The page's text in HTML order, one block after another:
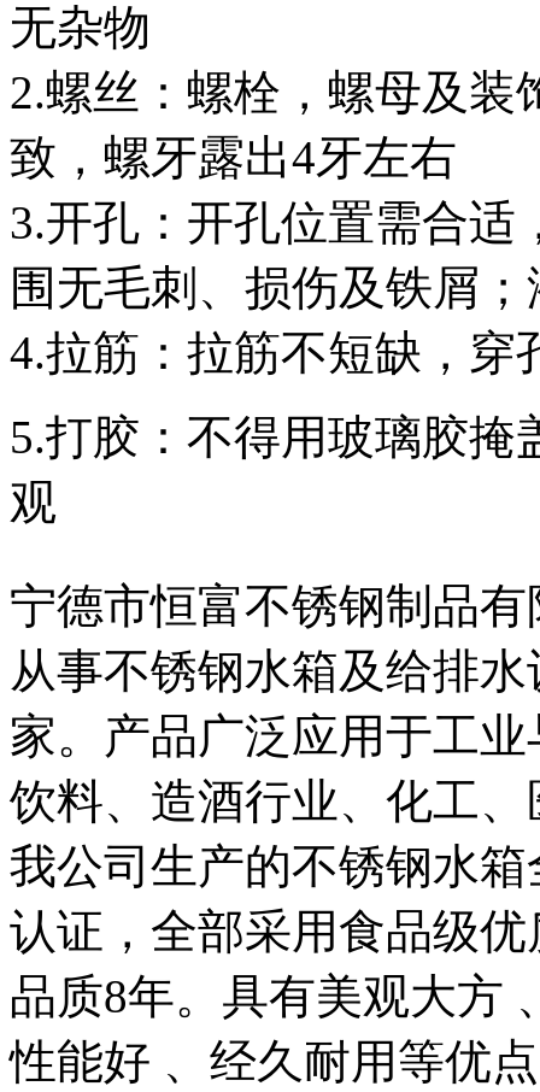
无杂物
2.螺丝：螺栓，螺母及装
致，螺牙露出4牙左右
3.开孔：开孔位置需合
围无毛刺、损伤及铁屑
4.拉筋：拉筋不短缺，穿
5.打胶：不得用玻璃胶
观
宁德市恒富不锈钢制品
从事不锈钢水箱及给排
家。产品广泛应用于工
饮料、造酒行业、化工
我公司生产的不锈钢水
认证，全部采用食品级
品质8年。具有美观大方
性能好 、经久耐用等优